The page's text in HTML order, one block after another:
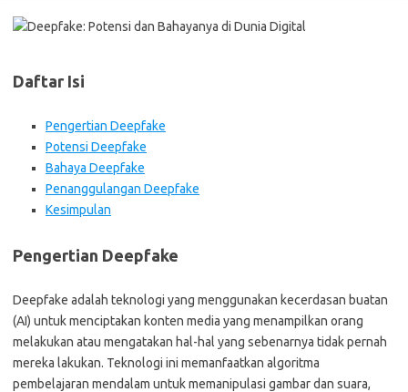
Daftar Isi
Pengertian Deepfake
Potensi Deepfake
Bahaya Deepfake
Penanggulangan Deepfake
Kesimpulan
Pengertian Deepfake
Deepfake adalah teknologi yang menggunakan kecerdasan buatan
(AI) untuk menciptakan konten media yang menampilkan orang
melakukan atau mengatakan hal-hal yang sebenarnya tidak pernah
mereka lakukan. Teknologi ini memanfaatkan algoritma
pembelajaran mendalam untuk memanipulasi gambar dan suara,